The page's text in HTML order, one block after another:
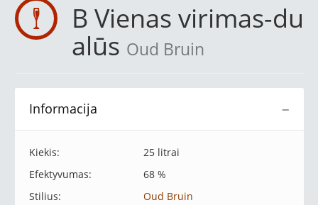
B Vienas virimas-du
alūs Oud Bruin
−
Informacija
Kiekis:
25 litrai
Efektyvumas:
68 %
Stilius:
Oud Bruin